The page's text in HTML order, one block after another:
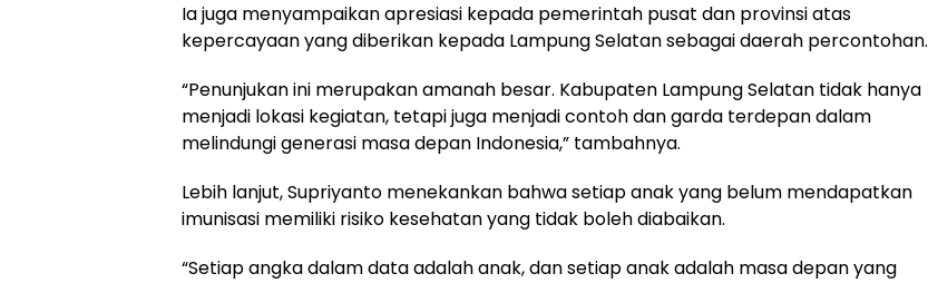
Ia juga menyampaikan apresiasi kepada pemerintah pusat dan provinsi atas
kepercayaan yang diberikan kepada Lampung Selatan sebagai daerah percontohan.
“Penunjukan ini merupakan amanah besar. Kabupaten Lampung Selatan tidak hanya
menjadi lokasi kegiatan, tetapi juga menjadi contoh dan garda terdepan dalam
melindungi generasi masa depan Indonesia,” tambahnya.
Lebih lanjut, Supriyanto menekankan bahwa setiap anak yang belum mendapatkan
imunisasi memiliki risiko kesehatan yang tidak boleh diabaikan.
“Setiap angka dalam data adalah anak, dan setiap anak adalah masa depan yang